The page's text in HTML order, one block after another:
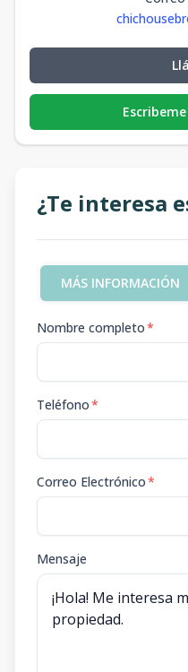
¿Te interesa
MÁS INFORMACIÓN
Nombre completo*
Teléfono*
Correo Electrónico*
Mensaje